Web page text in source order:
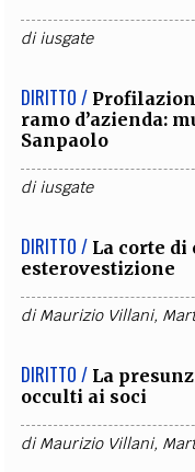
diiusgate
DIRITTO /
ramo d’azienda:
Sanpaolo
diiusgate
DIRITTO / La corte di
esterovestizione
diMaurizio Villani,
DIRITTO / La
occulti ai soci
diMaurizio Villani,